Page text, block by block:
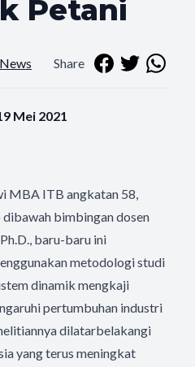
Petani
News Share
Mei 2021
MBA ITB angkatan 58,
bimbingan dosen
baru-baru ini
metodologi studi
dinamik mengkaji
pertumbuhan industri
dilatarbelakangi
yang terus meningkat